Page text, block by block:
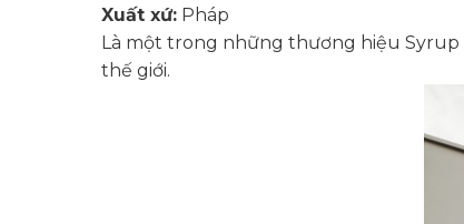
Xuất xứ:Pháp
Là một trong những thương hiệu Syrup
thế giới.